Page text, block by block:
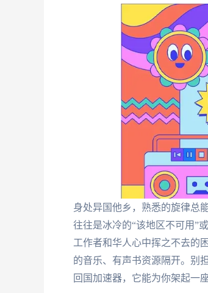
身处异国他乡，熟悉的旋律总
往往是冰冷的“该地区不可用”
工作者和华人心中挥之不去的
的音乐、有声书资源隔开。别
回国加速器，它能为你架起一